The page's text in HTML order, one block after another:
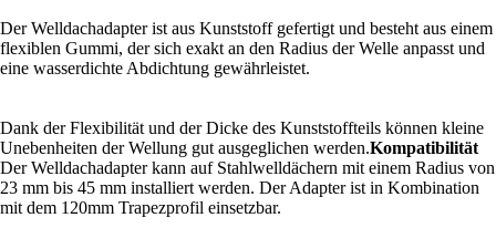
Der Welldachadapter ist aus Kunststoff gefertigt und besteht aus einem
flexiblen Gummi, der sich exakt an den Radius der Welle anpasst und
eine wasserdichte Abdichtung gewährleistet.
Dank der Flexibilität und der Dicke des Kunststoffteils können kleine
Unebenheiten der Wellung gut ausgeglichen werden.Kompatibilität
Der Welldachadapter kann auf Stahlwelldächern mit einem Radius von
23 mm bis 45 mm installiert werden. Der Adapter ist in Kombination
mit dem 120mm Trapezprofil einsetzbar.